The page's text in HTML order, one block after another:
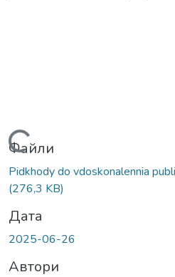
Вантажиться...
Файли
Pidkhody do vdoskonalennia
(276,3 KB)
Дата
2025-06-26
Автори